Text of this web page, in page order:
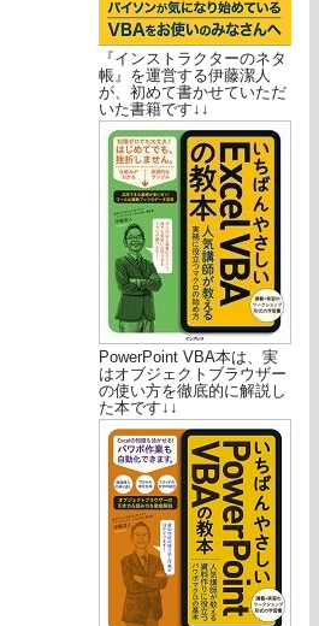
『インストラクターのネタ
帳』を運営する伊藤潔人
が、初めて書かせていただ
いた書籍です↓↓
PowerPoint VBA本は、実
はオブジェクトブラウザー
の使い方を徹底的に解説し
た本です↓↓